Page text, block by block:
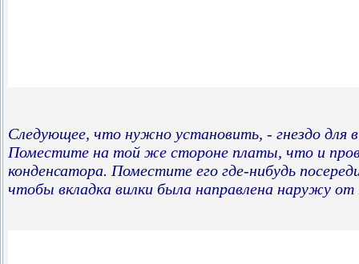
Следующее, что нужно установить, - гнездо для
Поместите на той же стороне платы, что и
конденсатора. Поместите его где-нибудь
чтобы вкладка вилки была направлена ​​наружу